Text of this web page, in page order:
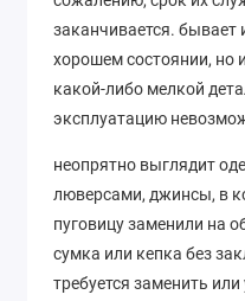
заканчивается. бывает
хорошем состоянии, но
какой-либо мелкой
эксплуатацию
неопрятно выглядит
люверсами, джинсы, в
пуговицу заменили на
сумка или кепка без
требуется заменить